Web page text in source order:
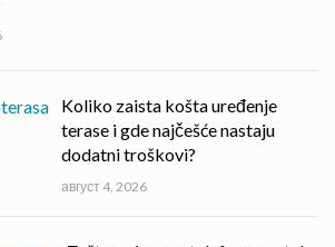
Koliko zaista košta uređenje
terase i gde najčešće nastaju
dodatni troškovi?
август 4, 2026